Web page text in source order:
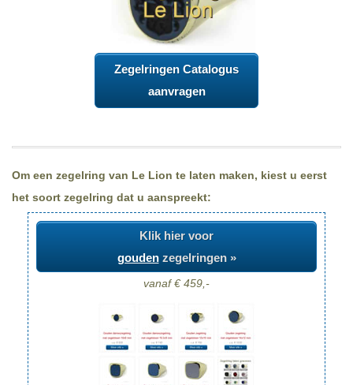
Zegelringen Catalogus
aanvragen
Om een zegelring van Le Lion te laten maken, kiest u eerst
het soort zegelring dat u aanspreekt:
Klik hier voor
goudenzegelringen »
vanaf € 459,-